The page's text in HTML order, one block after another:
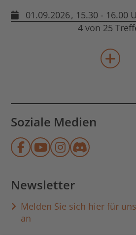
01.09.2026, 15.30 - 16.00
4 von 25
mehr
Soziale Medien
Münchner
Münchner
Münchner
Newsletter
Melden Sie sich hier für
an